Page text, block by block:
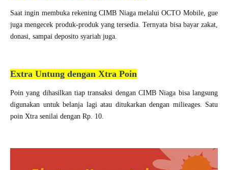
Saat ingin membuka rekening CIMB Niaga melalui OCTO Mobile, gue
juga mengecek produk-produk yang tersedia. Ternyata bisa bayar zakat,
donasi, sampai deposito syariah juga.
Extra Untung dengan Xtra Poin
Poin yang dihasilkan tiap transaksi dengan CIMB Niaga bisa langsung
digunakan untuk belanja lagi atau ditukarkan dengan milieages. Satu
poin Xtra senilai dengan Rp. 10.